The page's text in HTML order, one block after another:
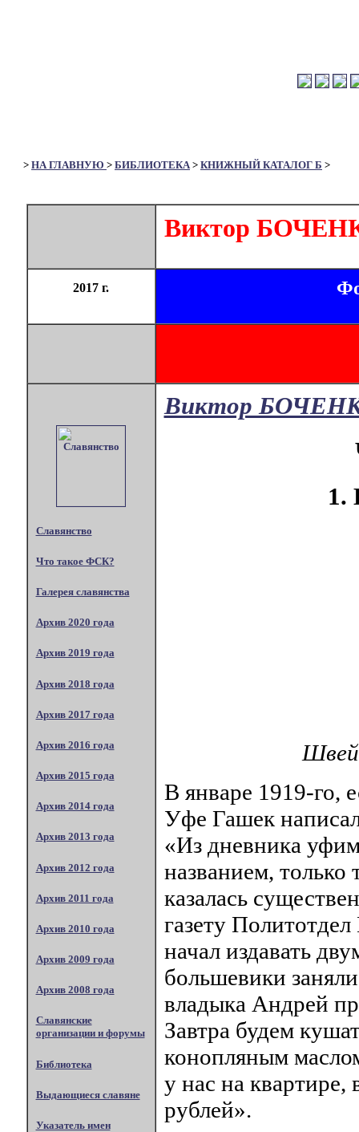
> НА ГЛАВНУЮ > БИБЛИОТЕКА> КНИЖНЫЙ КАТАЛОГ Б >
Виктор
2017 г.
Славянство
Что такое ФСК?
Галерея славянства
Архив 2020 года
Архив 2019 года
Архив 2018 года
Архив 2017 года
Архив 2016 года
Архив 2015 года
Архив 2014 года
Архив 2013 года
Архив 2012 года
Архив 2011 года
Архив 2010 года
Архив 2009 года
Архив 2008 года
Славянские
организации и форумы
Библиотека
Выдающиеся славяне
Указатель имен
Виктор
1.
В январе 1919-го,
Уфе Гашек
«Из дневника
названием, только
казалась
газету
начал издавать
большевики
владыка Андрей
Завтра будем
конопляным
у нас на квартире,
рублей».